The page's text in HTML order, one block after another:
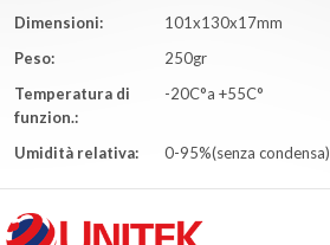
Dimensioni:
101x130x17mm
Peso:
250gr
Temperatura di
funzion.:
-20C°a +55C°
Umidità relativa: 0-95%(senza condensa)